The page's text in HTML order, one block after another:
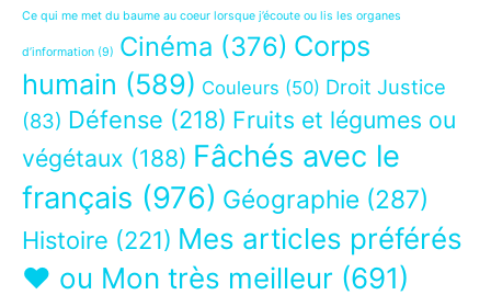
Ce qui me met du baume au coeur lorsque j’écoute ou lis les organes
d’information (9) Cinéma (376) Corps
humain (589) Couleurs (50) Droit Justice
(83) Défense (218) Fruits et légumes ou
végétaux (188) Fâchés avec le
français (976) Géographie (287)
Histoire (221) Mes articles préférés
❤ ou Mon très meilleur (691)